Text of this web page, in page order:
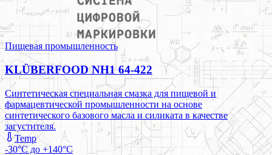
Пищевая промышленность
KLÜBERFOOD NH1 64-422
Синтетическая специальная смазка для пищевой и
фармацевтической промышленности на основе
синтетического базового масла и силиката в качестве
загустителя.
Temp
-30°C до +140°C